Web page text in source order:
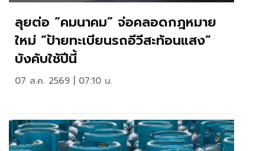
ลุยต่อ “คมนาคม” จ่อคลอดกฎหมาย
ใหม่ “ป้ายทะเบียนรถอีวีสะท้อนแสง”
บังคับใช้ปีนี้
07 ส.ค. 2569 | 07:10 น.